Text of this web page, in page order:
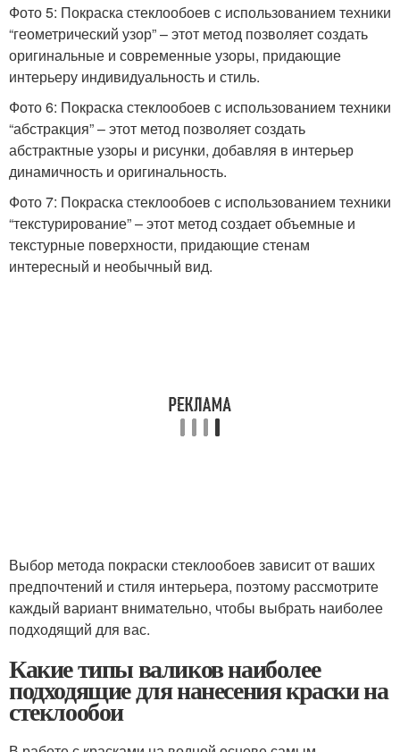
Фото 5: Покраска стеклообоев с использованием техники
“геометрический узор” – этот метод позволяет создать
оригинальные и современные узоры, придающие
интерьеру индивидуальность и стиль.
Фото 6: Покраска стеклообоев с использованием техники
“абстракция” – этот метод позволяет создать
абстрактные узоры и рисунки, добавляя в интерьер
динамичность и оригинальность.
Фото 7: Покраска стеклообоев с использованием техники
“текстурирование” – этот метод создает объемные и
текстурные поверхности, придающие стенам
интересный и необычный вид.
Выбор метода покраски стеклообоев зависит от ваших
предпочтений и стиля интерьера, поэтому рассмотрите
каждый вариант внимательно, чтобы выбрать наиболее
подходящий для вас.
Какие типы валиков наиболее
подходящие для нанесения краски на
стеклообои